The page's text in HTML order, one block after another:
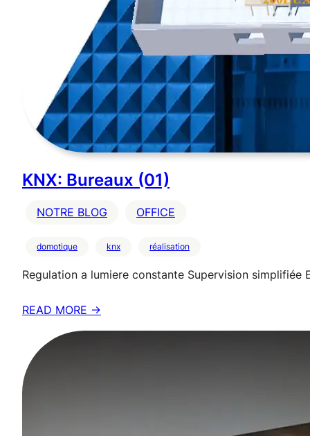
KNX: Bureaux (01)
NOTRE BLOG OFFICE
domotique knx réalisation
Regulation a lumiere constante Supervision
READ MORE →